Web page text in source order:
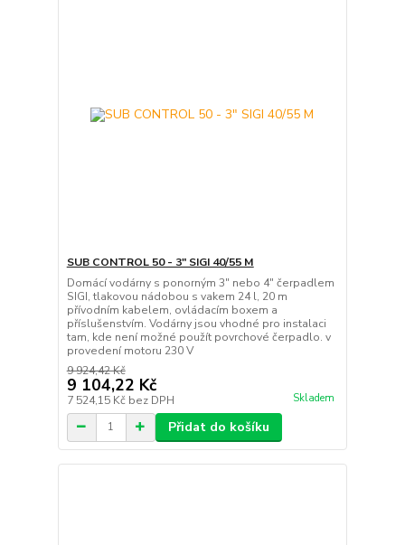
SUB CONTROL 50 - 3" SIGI 40/55 M
Domácí vodárny s ponorným 3" nebo 4" čerpadlem
SIGI, tlakovou nádobou s vakem 24 l, 20 m
přívodním kabelem, ovládacím boxem a
příslušenstvím. Vodárny jsou vhodné pro instalaci
tam, kde není možné použít povrchové čerpadlo. v
provedení motoru 230 V
9 924,42 Kč
9 104,22 Kč
7 524,15 Kč bez DPH Skladem
Přidat do košíku